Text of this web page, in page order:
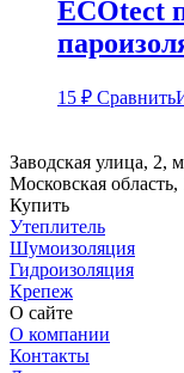
ECOtect
15 ₽ Сравнить
Заводская улица, 2,
Московская область,
Купить
Утеплитель
Шумоизоляция
Гидроизоляция
Крепеж
О сайте
О компании
Контакты